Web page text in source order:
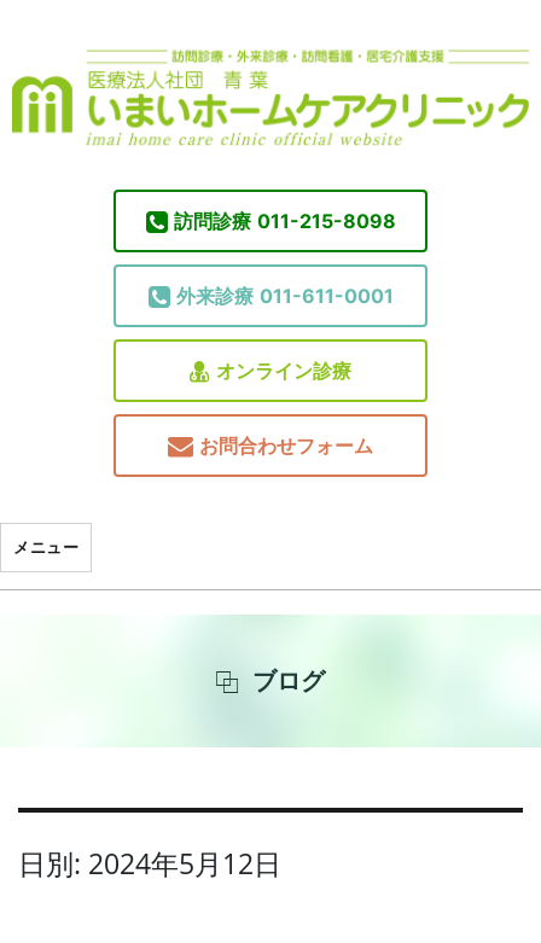
訪問診療 011-215-8098
外来診療 011-611-0001
オンライン診療
お問合わせフォーム
メニュー
ブログ
日別: 2024年5月12日